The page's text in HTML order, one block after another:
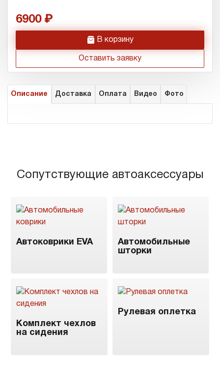
6900
h В корзину
Оставить заявку
Описание Доставка Оплата Видео Фото
Сопутствующие автоаксессуары
Автоковрики EVA
Автомобильные
шторки
Комплект чехлов
на сидения
Рулевая оплетка